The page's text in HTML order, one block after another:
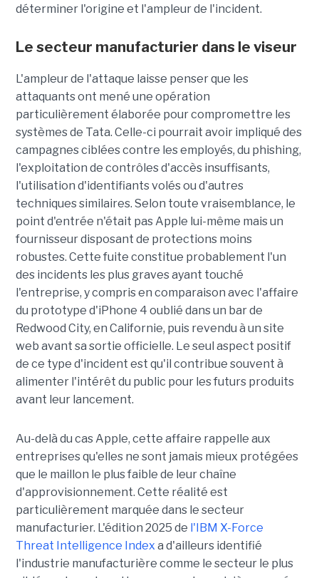
déterminer l'origine et l'ampleur de l'incident.
Le secteur manufacturier dans le viseur
L'ampleur de l'attaque laisse penser que les
attaquants ont mené une opération
particulièrement élaborée pour compromettre les
systèmes de Tata. Celle-ci pourrait avoir impliqué des
campagnes ciblées contre les employés, du phishing,
l'exploitation de contrôles d'accès insuffisants,
l'utilisation d'identifiants volés ou d'autres
techniques similaires. Selon toute vraisemblance, le
point d'entrée n'était pas Apple lui-même mais un
fournisseur disposant de protections moins
robustes. Cette fuite constitue probablement l'un
des incidents les plus graves ayant touché
l'entreprise, y compris en comparaison avec l'affaire
du prototype d'iPhone 4 oublié dans un bar de
Redwood City, en Californie, puis revendu à un site
web avant sa sortie officielle. Le seul aspect positif
de ce type d'incident est qu'il contribue souvent à
alimenter l'intérêt du public pour les futurs produits
avant leur lancement.
Au-delà du cas Apple, cette affaire rappelle aux
entreprises qu'elles ne sont jamais mieux protégées
que le maillon le plus faible de leur chaîne
d'approvisionnement. Cette réalité est
particulièrement marquée dans le secteur
manufacturier. L'édition 2025 de l'IBM X-Force
Threat Intelligence Index a d'ailleurs identifié
l'industrie manufacturière comme le secteur le plus